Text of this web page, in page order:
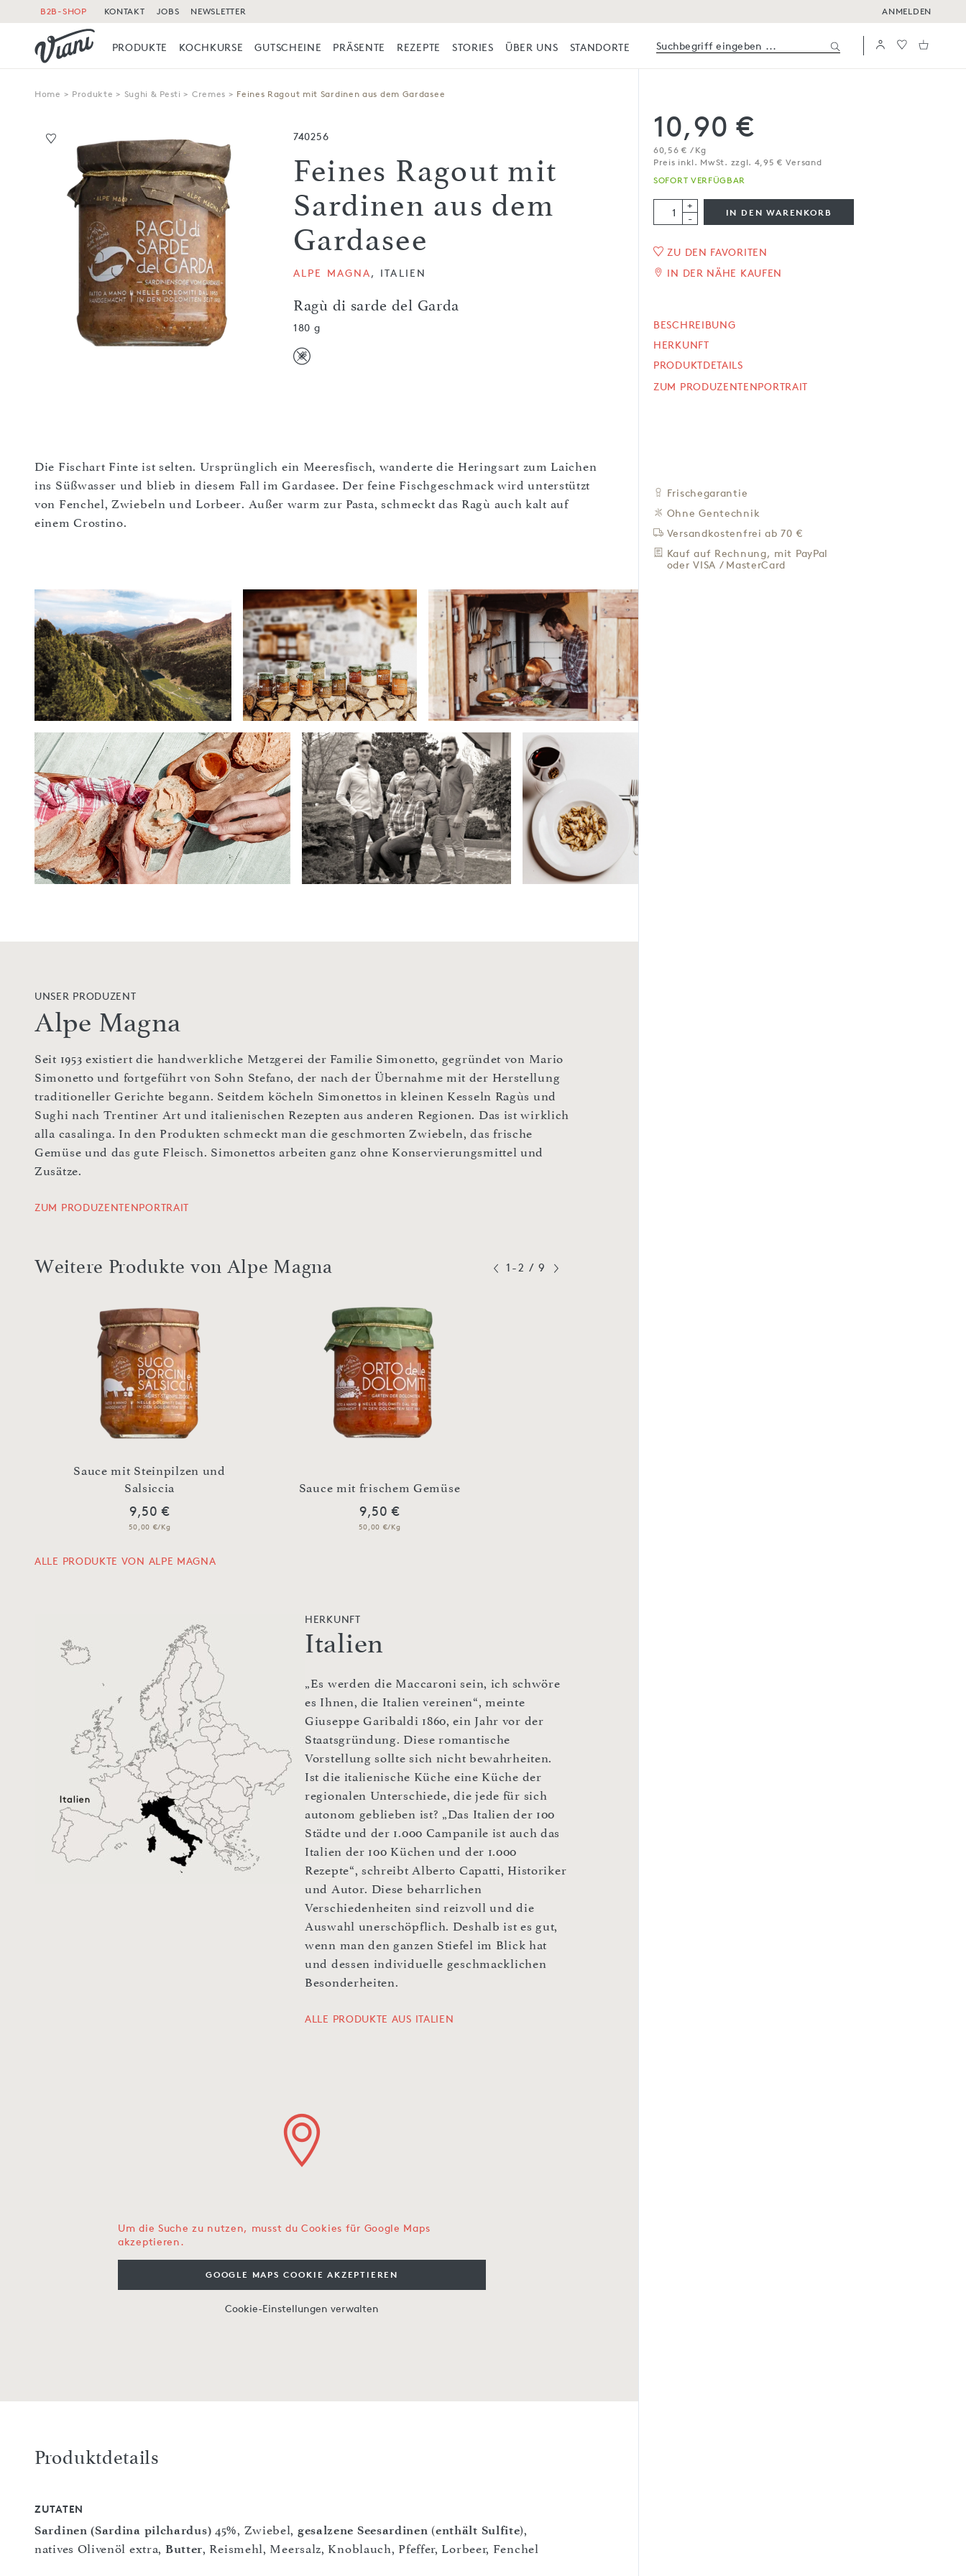
B2B-SHOP KONTAKT JOBS NEWSLETTER ANMELDEN
PRODUKTE KOCHKURSE GUTSCHEINE PRÄSENTE REZEPTE STORIES ÜBER UNS STANDORTE
Home > Produkte > Sughi & Pesti > Cremes > Feines Ragout mit Sardinen aus dem Gardasee
Feines Ragout mit Sardinen
180 g
SOFORT VERFÜGBAR
10,90 €
60,56 € / Kg
BESCHREIBUNG
HERKUNFT
PRODUKTDETAILS
740256
Feines Ragout mit
Sardinen aus dem
Gardasee
Ragù di sarde del Garda
ALPE MAGNA, ITALIEN
180 g
SOFORT VERFÜGBAR
10,90 €
60,56 € / Kg
Preis inkl. MwSt. zzgl. 4,95 € Versand
+
-
IN DEN WARENKORB
ZU DEN FAVORITEN
IN DER NÄHE KAUFEN
BESCHREIBUNG
HERKUNFT
PRODUKTDETAILS
ZUM PRODUZENTENPORTRAIT
Frischegarantie
Ohne Gentechnik
Versandkostenfrei ab 70 €
Kauf auf Rechnung, mit PayPal
oder VISA / MasterCard
Die Fischart Finte ist selten. Ursprünglich ein Meeresfisch, wanderte die Heringsart zum Laichen
ins Süßwasser und blieb in diesem Fall im Gardasee. Der feine Fischgeschmack wird unterstützt
von Fenchel, Zwiebeln und Lorbeer. Außer warm zur Pasta, schmeckt das Ragù auch kalt auf
einem Crostino.
UNSER PRODUZENT
Alpe Magna
Seit 1953 existiert die handwerkliche Metzgerei der Familie Simonetto, gegründet von Mario
Simonetto und fortgeführt von Sohn Stefano, der nach der Übernahme mit der Herstellung
traditioneller Gerichte begann. Seitdem köcheln Simonettos in kleinen Kesseln Ragùs und
Sughi nach Trentiner Art und italienischen Rezepten aus anderen Regionen. Das ist wirklich
alla casalinga. In den Produkten schmeckt man die geschmorten Zwiebeln, das frische
Gemüse und das gute Fleisch. Simonettos arbeiten ganz ohne Konservierungsmittel und
Zusätze.
ZUM PRODUZENTENPORTRAIT
Weitere Produkte von Alpe Magna
Sauce mit Steinpilzen und
Salsiccia
9,50 €
50,00 €/Kg
Sauce mit frischem Gemüse
9,50 €
50,00 €/Kg
1-2 / 9
ALLE PRODUKTE VON ALPE MAGNA
HERKUNFT
Italien
„Es werden die Maccaroni sein, ich schwöre
es Ihnen, die Italien vereinen“, meinte
Giuseppe Garibaldi 1860, ein Jahr vor der
Staatsgründung. Diese romantische
Vorstellung sollte sich nicht bewahrheiten.
Ist die italienische Küche eine Küche der
regionalen Unterschiede, die jede für sich
autonom geblieben ist? „Das Italien der 100
Städte und der 1.000 Campanile ist auch das
Italien der 100 Küchen und der 1.000
Rezepte“, schreibt Alberto Capatti, Historiker
und Autor. Diese beharrlichen
Verschiedenheiten sind reizvoll und die
Auswahl unerschöpflich. Deshalb ist es gut,
wenn man den ganzen Stiefel im Blick hat
und dessen individuelle geschmacklichen
Besonderheiten.
ALLE PRODUKTE AUS ITALIEN
Um die Suche zu nutzen, musst du Cookies für Google Maps
akzeptieren.
GOOGLE MAPS COOKIE AKZEPTIEREN
Cookie-Einstellungen verwalten
Produktdetails
ZUTATEN
Sardinen (Sardina pilchardus) 45%, Zwiebel, gesalzene Seesardinen (enthält Sulfite),
natives Olivenöl extra, Butter, Reismehl, Meersalz, Knoblauch, Pfeffer, Lorbeer, Fenchel